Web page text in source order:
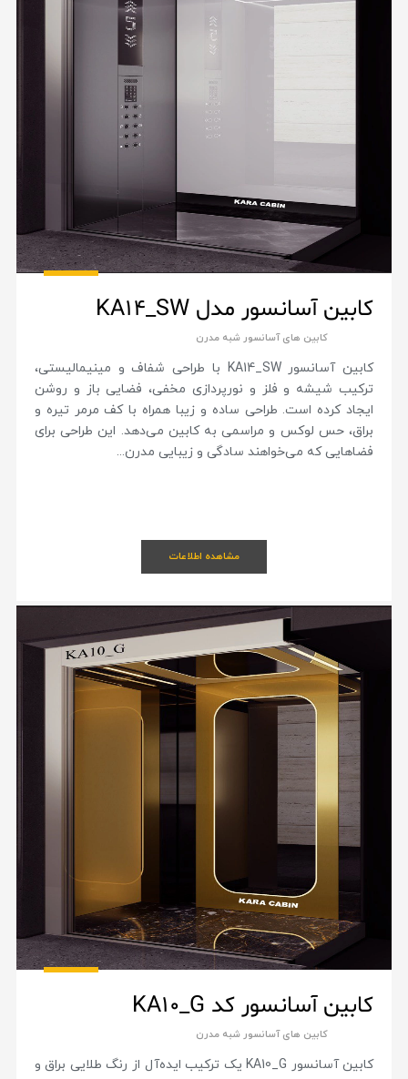
کابین آسانسور مدل KA14_SW
کابین های آسانسور شبه مدرن
کابین آسانسور KA14_SW با طراحی شفاف و مینیمالیستی،
ترکیب شیشه و فلز و نورپردازی مخفی، فضایی باز و روشن
ایجاد کرده است. طراحی ساده و زیبا همراه با کف مرمر تیره و
براق، حس لوکس و مراسمی به کابین می‌دهد. این طراحی برای
فضاهایی که می‌خواهند سادگی و زیبایی مدرن...
مشاهده اطلاعات
کابین آسانسور کد KA10_G
کابین های آسانسور شبه مدرن
کابین آسانسور KA10_G یک ترکیب ایده‌آل از رنگ طلایی براق و